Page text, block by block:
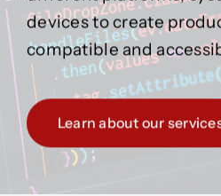
devices to create
compatible and
Learn about our